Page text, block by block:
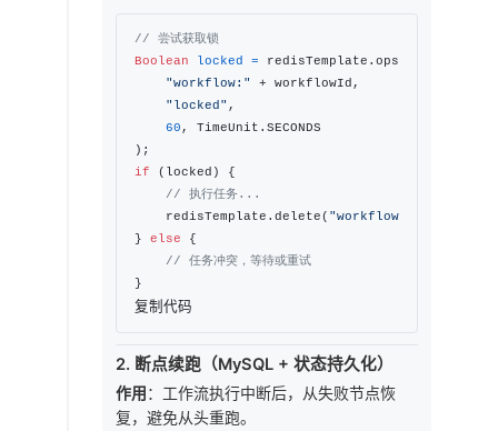
// 尝试获取锁
Boolean
locked =
"workflow:"
+ workflowId,
"locked" ,
60 , TimeUnit.SECONDS
if (locked) {
// 执行任务...
    redisTemplate.delete(
"workflow:"
} else {
// 任务冲突，等待或重试
复制代码
2. 断点续跑（MySQL + 状态持久化）
作用：工作流执行中断后，从失败节点恢
复，避免从头重跑。